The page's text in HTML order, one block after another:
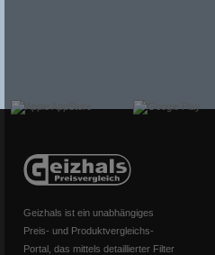
Geizhals ist ein unabhängiges
Preis- und Produktvergleichs-
Portal, das mittels detaillierter Filter